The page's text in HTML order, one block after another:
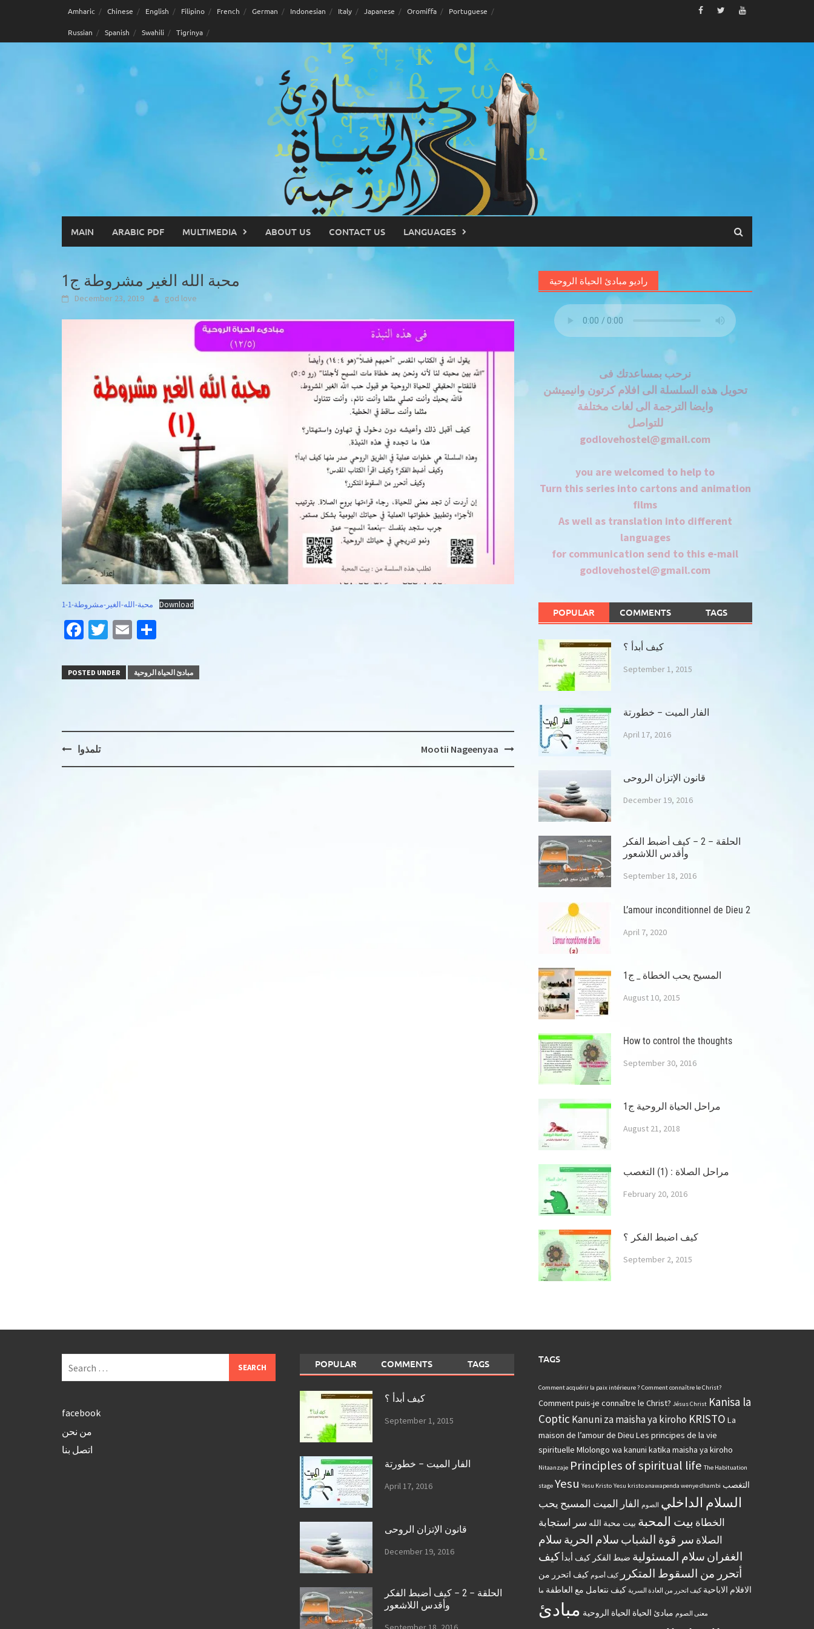
Amharic Chinese English Filipino French German Indonesian Italy Japanese Oromiffa Portuguese
Russian Spanish Swahili Tigrinya
MAIN ARABIC PDF MULTIMEDIA ABOUT US CONTACT US LANGUAGES
محبة الله الغير مشروطة ج1
December 23, 2019 god love
محبة-الله-الغير-مشروطة-1-1 Download
Facebook
Twitter
Email
POSTED UNDER مبادئ الحياة الروحية
Postتلمذوا Mootii Nageenyaa
راديو مبادئ الحياة الروحية
نرحب بمساعدتك فى
تحويل هذه السلسلة الى افلام كرتون وانيميشن
وايضا الترجمة الى لغات مختلفة
للتواصل
godlovehostel@gmail.com
you are welcomed to help to
Turn this series into cartons and animation
films
As well as translation into different
languages
for communication send to this e-mail
godlovehostel@gmail.com
POPULAR COMMENTS TAGS
كيف أبدأ ؟
September 1, 2015
الفار الميت – خطورتة
April 17, 2016
قانون الإتزان الروحى
December 19, 2016
الحلقة – 2 – كيف أضبط الفكر
وأقدس اللاشعور
September 18, 2016
L’amour inconditionnel de Dieu 2
April 7, 2020
المسيح يحب الخطاة _ ج1
August 10, 2015
How to control the thoughts
September 30, 2016
مراحل الحياة الروحية ج1
August 21, 2018
مراحل الصلاة : (1) التغصب
February 20, 2016
كيف اضبط الفكر ؟
September 2, 2015
for:
facebook
من نحن
اتصل بنا
POPULAR COMMENTS TAGS
كيف أبدأ ؟
September 1, 2015
الفار الميت – خطورتة
April 17, 2016
قانون الإتزان الروحى
December 19, 2016
الحلقة – 2 – كيف أضبط الفكر
وأقدس اللاشعور
TAGS
Comment acquérir la paix intérieure ? Comment connaître le Christ?
Comment puis-je connaître le Christ? Jésus Christ Kanisa la
Coptic Kanuni za maisha ya kiroho KRISTO La
maison de l’amour de Dieu Les principes de la vie
spirituelle Mlolongo wa kanuni katika maisha ya kiroho
Nitaanzaje Principles of spiritual life The Habituation
stage Yesu Yesu Kristo Yesu kristo anawapenda wenye dhambi التغصب
السلام الداخلي الصوم الفار الميت المسيح يحب
الخطاة بيت المحبة بيت محبة الله سر استجابة
الصلاة سر قوة الشباب سلام الحرية سلام
الغفران سلام المسئولية ضبط الفكر كيف أبدأكيف
أتحرر من السقوط المتكرر
كيف أصوم كيف اتحرر من
الافلام الاباحية كيف اتحرر من العادة السرية كيف نتعامل مع العاطفة ما
معنى الصوم مبادئ الحياة الحياة الروحية مبادئ